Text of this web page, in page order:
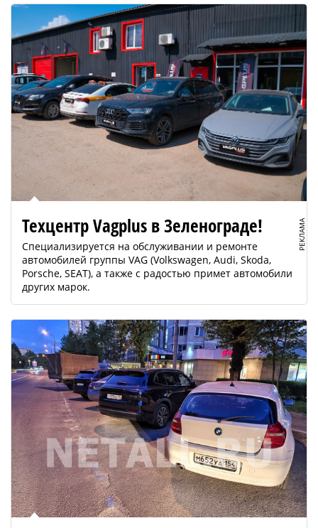
РЕКЛАМА
Техцентр Vagplus в Зеленограде!
Специализируется на обслуживании и ремонте
автомобилей группы VAG (Volkswagen, Audi, Skoda,
Porsche, SEAT), а также с радостью примет автомобили
других марок.